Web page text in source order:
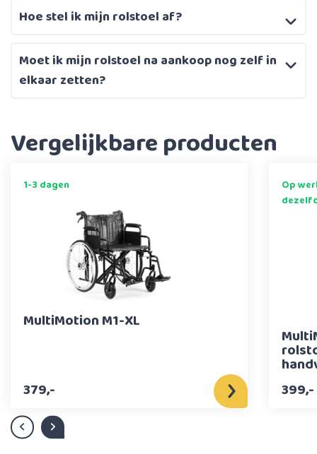
Hoe stel ik mijn rolstoel af?
Moet ik mijn rolstoel na aankoop nog zelf in
elkaar zetten?
Vergelijkbare producten
1-3 dagen
MultiMotion M1-XL
379,-
Op
399,-